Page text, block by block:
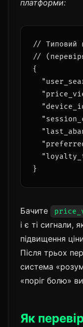
платформи:
// Типовий
//
{
}
Бачите
і є ті сигнали,
підвищення
Після трьох
система
«поріг болю»
Як